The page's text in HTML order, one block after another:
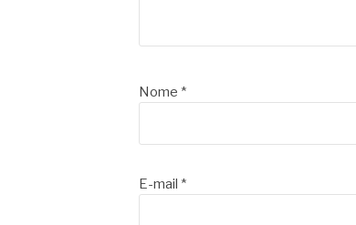
Nome *
E-mail *